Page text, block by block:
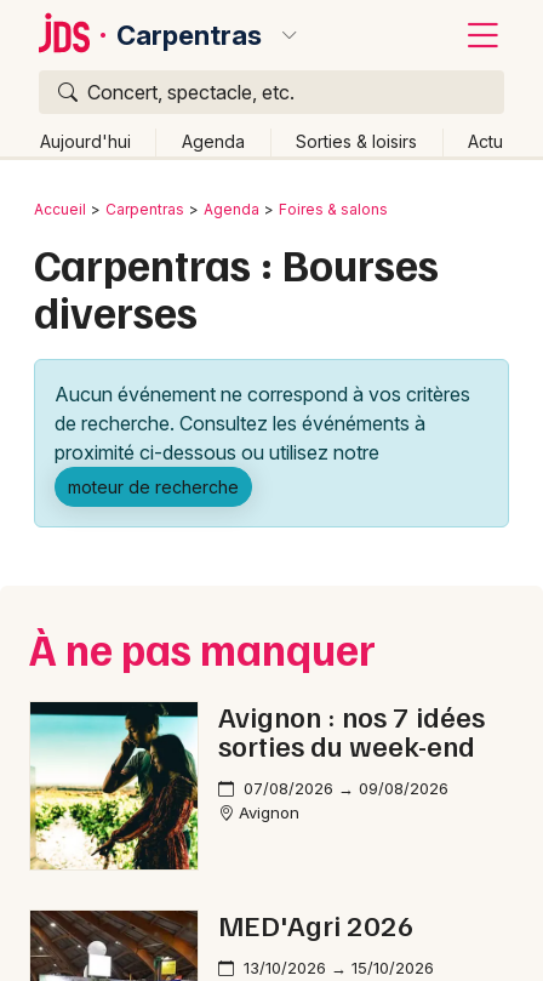
Carpentras
Concert, spectacle, etc.
Aujourd'hui Agenda Sorties & loisirs Actu
Publier un événement
Grands événements
Activité & Expérience
Manifestations
Foires & salons
Concerts
Sports
Soirées
Sorties famille
Sorties & loisirs
Bordeaux
Colmar
Lille
Lyon
Marseille
Mulhouse
Nice
Paris
Strasbourg
Toulouse
Toutes les villes
Retour
Accueil Carpentras Agenda Foires & salons
Carpentras : Bourses
diverses
Aucun événement ne correspond à vos critères
de recherche. Consultez les événéments à
proximité ci-dessous ou utilisez notre
moteur de recherche
À ne pas manquer
Avignon : nos 7 idées
sorties du week-end
07/08/2026 → 09/08/2026
Avignon
MED'Agri 2026
13/10/2026 → 15/10/2026
Quoi ?
Où ?
Provence-Alpes-Côte-d'Azur
Partout
Près de moi
Changer de lieu
Aujourd'hui
Demain Ce week-end Autre